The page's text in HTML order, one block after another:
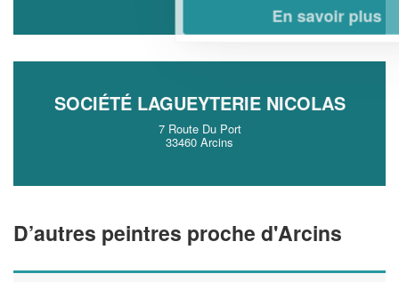
SOCIÉTÉ LAGUEYTERIE NICOLAS
7 Route Du Port
33460 Arcins
D’autres peintres proche d'Arcins
En savoir plus